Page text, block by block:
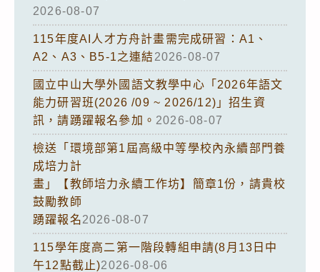
2026-08-07
115年度AI人才方舟計畫需完成研習：A1、
A2、A3、B5-1之連結2026-08-07
國立中山大學外國語文教學中心「2026年語文
能力研習班(2026 /09 ~ 2026/12)」招生資
訊，請踴躍報名參加。 2026-08-07
檢送「環境部第1屆高級中等學校內永續部門養
成培力計
畫」【教師培力永續工作坊】簡章1份，請貴校
鼓勵教師
踴躍報名2026-08-07
115學年度高二第一階段轉組申請(8月13日中
午12點截止)2026-08-06